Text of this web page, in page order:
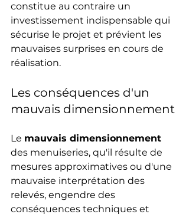
constitue au contraire un
investissement indispensable qui
sécurise le projet et prévient les
mauvaises surprises en cours de
réalisation.
Les conséquences d'un
mauvais dimensionnement
Le mauvais dimensionnement
des menuiseries, qu'il résulte de
mesures approximatives ou d'une
mauvaise interprétation des
relevés, engendre des
conséquences techniques et